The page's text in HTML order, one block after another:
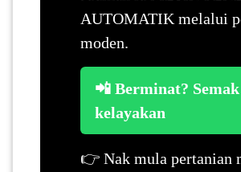
AUTOMATIK melalui
moden.
📲 Berminat? Semak
kelayakan
👉 Nak mula pertanian